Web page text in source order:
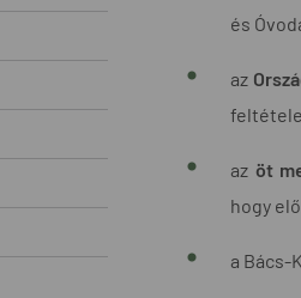
és
az
az öt
hogy
a Bács-